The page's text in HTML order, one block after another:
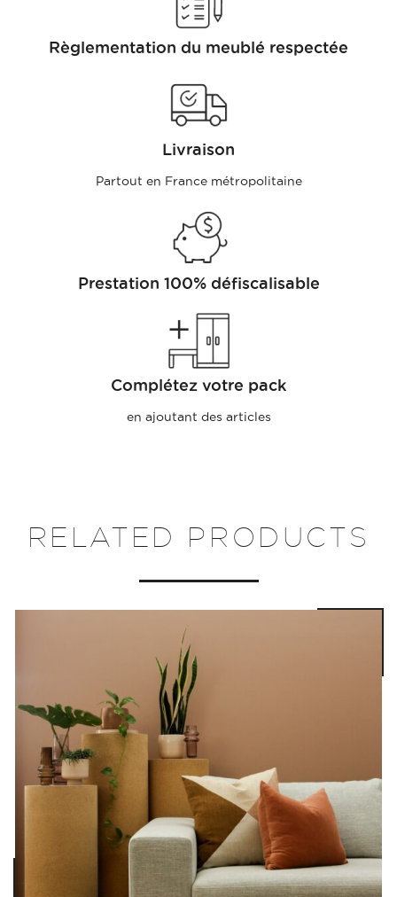
Règlementation du meublé respectée
Livraison
Partout en France métropolitaine
Prestation 100% défiscalisable
Complétez votre pack
en ajoutant des articles
RELATED PRODUCTS